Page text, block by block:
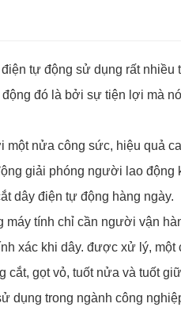
tự động sử dụng rất
đó là bởi sự tiện lợi mà
một nửa công sức, hiệu
giải phóng người lao
dây điện tự động hàng ngày.
tính chỉ cần người vận
xác khi dây. được xử lý,
gọt vỏ, tuốt nửa và tuốt
dụng trong ngành công